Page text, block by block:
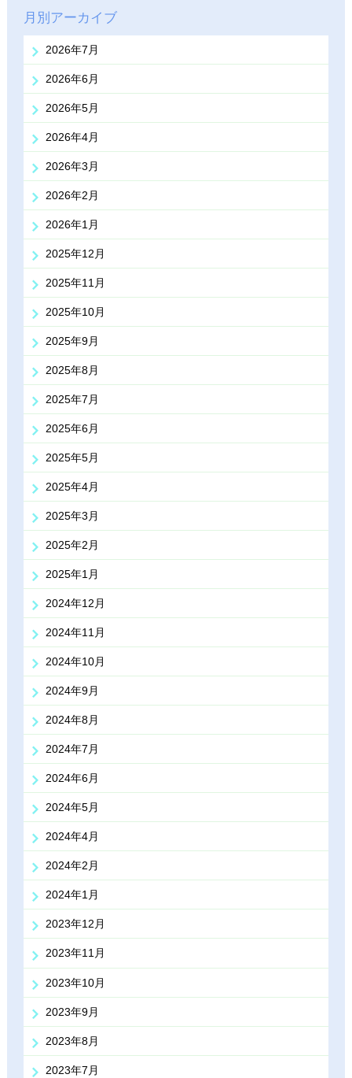
月別アーカイブ
2026年7月
2026年6月
2026年5月
2026年4月
2026年3月
2026年2月
2026年1月
2025年12月
2025年11月
2025年10月
2025年9月
2025年8月
2025年7月
2025年6月
2025年5月
2025年4月
2025年3月
2025年2月
2025年1月
2024年12月
2024年11月
2024年10月
2024年9月
2024年8月
2024年7月
2024年6月
2024年5月
2024年4月
2024年2月
2024年1月
2023年12月
2023年11月
2023年10月
2023年9月
2023年8月
2023年7月